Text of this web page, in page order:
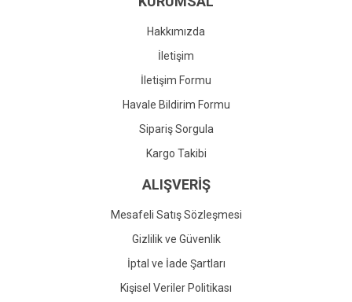
Gönder
Hakkımızda
İletişim
İletişim Formu
Havale Bildirim Formu
Sipariş Sorgula
Kargo Takibi
ALIŞVERİŞ
Mesafeli Satış Sözleşmesi
Gizlilik ve Güvenlik
İptal ve İade Şartları
Kişisel Veriler Politikası